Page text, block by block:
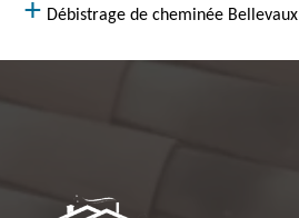
Débistrage de cheminée Bellevaux